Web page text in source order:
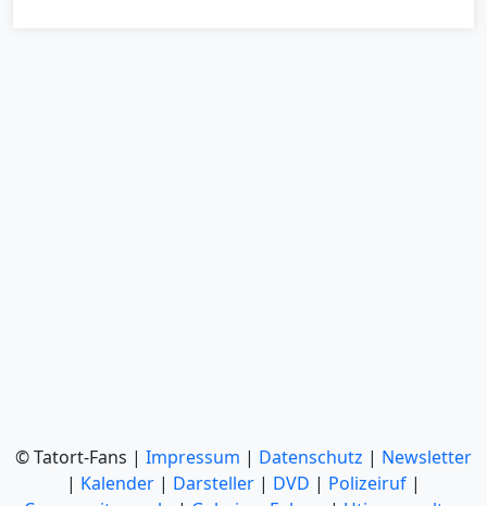
© Tatort-Fans | Impressum | Datenschutz | Newsletter
| Kalender | Darsteller | DVD | Polizeiruf |